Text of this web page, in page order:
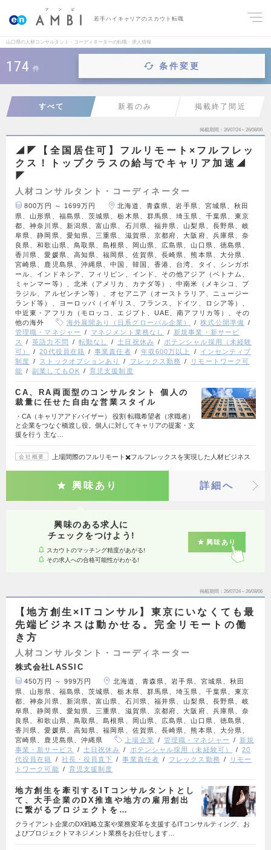
若手ハイキャリアのスカウト転職
山口県の人材コンサルタント・コーディネーターの転職・求人情報
174 件 条件変更
すべて 新着のみ 掲載終了間近
掲載期間 26/07/24～26/08/06
◢◤【全国居住可】フルリモート×フルフレッ
クス！トップクラスの給与でキャリア加速◢
◤
人材コンサルタント・コーディネーター
800万円 ～ 1699万円
北海道、青森県、岩手県、宮城県、秋田
県、山形県、福島県、茨城県、栃木県、群馬県、埼玉県、千葉県、東京
都、神奈川県、新潟県、富山県、石川県、福井県、山梨県、長野県、岐
阜県、静岡県、愛知県、三重県、滋賀県、京都府、大阪府、兵庫県、奈
良県、和歌山県、鳥取県、島根県、岡山県、広島県、山口県、徳島県、
香川県、愛媛県、高知県、福岡県、佐賀県、長崎県、熊本県、大分県、
宮崎県、鹿児島県、沖縄県、中国、韓国、香港、台湾、タイ、シンガポ
ール、インドネシア、フィリピン、インド、その他アジア（ベトナム、
ミャンマー等）、北米（アメリカ、カナダ等）、中南米（メキシコ、ブ
ラジル、アルゼンチン等）、オセアニア（オーストラリア、ニュージー
ランド等）、ヨーロッパ（イギリス、フランス、ドイツ、ロシア等）、
中近東・アフリカ（モロッコ、エジプト、UAE、南アフリカ等）、その
他の海外
海外展開あり（日系グローバル企業）
株式公開準備
管理職・マネジャー
マネジメント業務なし
新規事業・新サービ
ス
英語力不問 転勤なし 土日祝休み
ポテンシャル採用（未経験
可）
20代役員在籍 事業責任者 年収600万以上
インセンティブ
制度
ストックオプションあり フレックス勤務
リモートワーク可
能
副業してもOK 育児支援制度
CA、RA両面型のコンサルタント 個人の
裁量に任せた自由な営業スタイル
・CA（キャリアアドバイザー） 役割 転職希望者（求職者）
と企業をつなぐ橋渡し役。個人に対してキャリアの提案・支
援を行う 主な…
会社概要 上場間際のフルリモート✖️フルフレックスを実現した人材ビジネス
興味あり 詳細へ
興味のある求人に
チェックをつけよう!
スカウトのマッチング精度があがる!
その求人への合格可能性がわかる!
興味あり
掲載期間 26/07/24～26/08/06
【地方創生×ITコンサル】東京にいなくても最
先端ビジネスは動かせる。完全リモートの働
き方
人材コンサルタント・コーディネーター
株式会社LASSIC
450万円 ～ 999万円
北海道、青森県、岩手県、宮城県、秋田
県、山形県、福島県、茨城県、栃木県、群馬県、埼玉県、千葉県、東京
都、神奈川県、新潟県、富山県、石川県、福井県、山梨県、長野県、岐
阜県、静岡県、愛知県、三重県、滋賀県、京都府、大阪府、兵庫県、奈
良県、和歌山県、鳥取県、島根県、岡山県、広島県、山口県、徳島県、
香川県、愛媛県、高知県、福岡県、佐賀県、長崎県、熊本県、大分県、
宮崎県、鹿児島県、沖縄県
上場企業 管理職・マネジャー
新規
事業・新サービス
土日祝休み ポテンシャル採用（未経験可）
20
代役員在籍
社長・役員直下 事業責任者 フレックス勤務
リモー
トワーク可能
育児支援制度
地方創生を牽引するITコンサルタントとし
て、大手企業のDX推進や地方の雇用創出
に繋がるプロジェクトを…
クライアント企業のDX戦略立案や業務変革を支援するITコンサルティング、お
よびプロジェクトマネジメント業務をお任せします…